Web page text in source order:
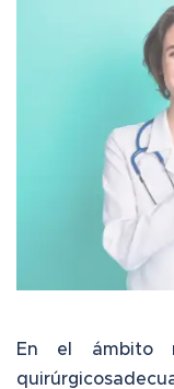
En el ámbito
quirúrgicos